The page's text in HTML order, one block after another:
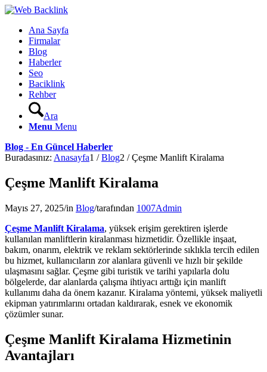
Ana Sayfa
Firmalar
Blog
Haberler
Seo
Baciklink
Rehber
Ara
Menu Menu
Blog - En Güncel Haberler
Buradasınız: Anasayfa1 / Blog2 / Çeşme Manlift Kiralama
Çeşme Manlift Kiralama
Mayıs 27, 2025/in Blog/tarafından 1007Admin
Çeşme Manlift Kiralama, yüksek erişim gerektiren işlerde
kullanılan manliftlerin kiralanması hizmetidir. Özellikle inşaat,
bakım, onarım, elektrik ve reklam sektörlerinde sıklıkla tercih edilen
bu hizmet, kullanıcıların zor alanlara güvenli ve hızlı bir şekilde
ulaşmasını sağlar. Çeşme gibi turistik ve tarihi yapılarla dolu
bölgelerde, dar alanlarda çalışma ihtiyacı arttığı için manlift
kullanımı daha da önem kazanır. Kiralama yöntemi, yüksek maliyetli
ekipman yatırımlarını ortadan kaldırarak, esnek ve ekonomik
çözümler sunar.
Çeşme Manlift Kiralama Hizmetinin
Avantajları